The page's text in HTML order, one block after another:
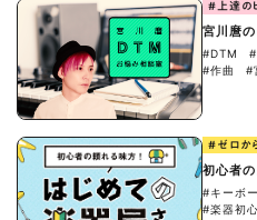
#上達の
宮川麿
#DTM
#作曲
#
#ゼロか
初心者
#キーボ
#楽器初